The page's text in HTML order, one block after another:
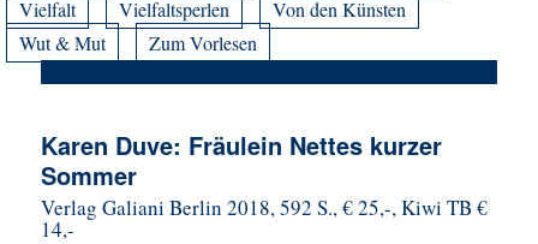
Vielfalt
Vielfaltsperlen
Von den Künsten
Wut & Mut
Zum Vorlesen
Karen Duve: Fräulein Nettes kurzer
Sommer
Verlag Galiani Berlin 2018, 592 S., € 25,-, Kiwi TB €
14,-